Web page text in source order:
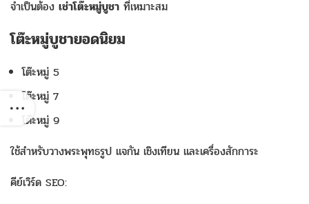
จำเป็นต้อง เช่าโต๊ะหมู่บูชา ที่เหมาะสม
โต๊ะหมู่บูชายอดนิยม
โต๊ะหมู่ 5
โต๊ะหมู่ 7
โต๊ะหมู่ 9
ใช้สำหรับวางพระพุทธรูป แจกัน เชิงเทียน และเครื่องสักการะ
คีย์เวิร์ด SEO: